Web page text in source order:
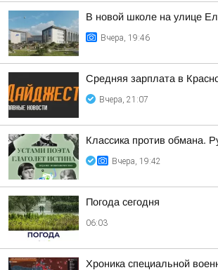
В новой школе на улице
Вчера, 19:46
Средняя зарплата в
Вчера, 21:07
Классика против обмана.
Вчера, 19:42
Погода сегодня
06:03
Хроника специальной